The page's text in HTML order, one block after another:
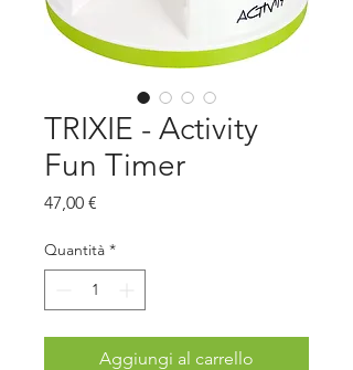
TRIXIE - Activity
Fun Timer
47,00 €
Quantità *
Aggiungi al carrello